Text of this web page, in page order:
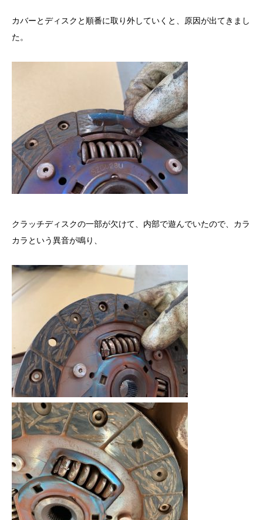
カバーとディスクと順番に取り外していくと、原因が出てきまし
た。
クラッチディスクの一部が欠けて、内部で遊んでいたので、カラ
カラという異音が鳴り、